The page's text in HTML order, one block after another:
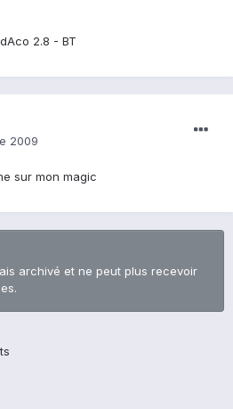
2.8 - BT
2009
sur mon magic
archivé et ne peut plus recevoir